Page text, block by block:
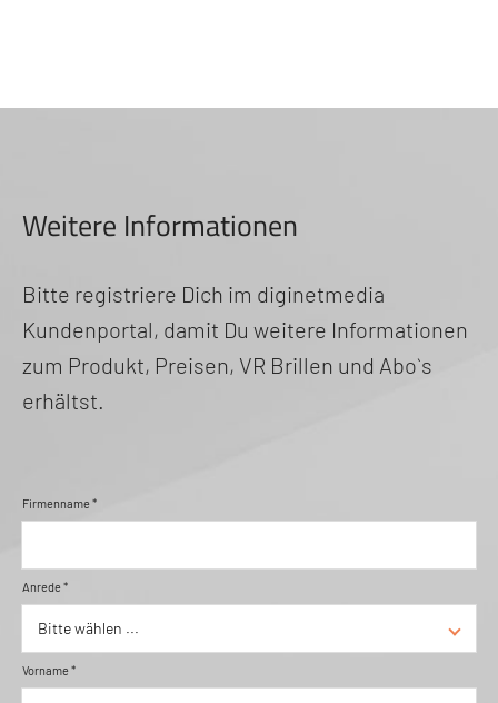
Weitere Informationen
Bitte registriere Dich im diginetmedia
Kundenportal, damit Du weitere Informationen
zum Produkt, Preisen, VR Brillen und Abo`s
erhältst.
Firmenname *
Anrede *
Vorname *